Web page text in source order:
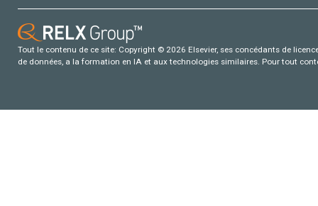
Tout le contenu de ce site: Copyright © 2026 Elsevier, ses concédants de
de données, a la formation en IA et aux technologies similaires. Pour tout